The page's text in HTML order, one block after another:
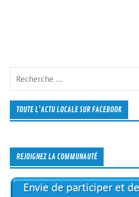
TOUTE L’ACTU LOCALE SUR FACEBOOK
REJOIGNEZ LA COMMUNAUTÉ